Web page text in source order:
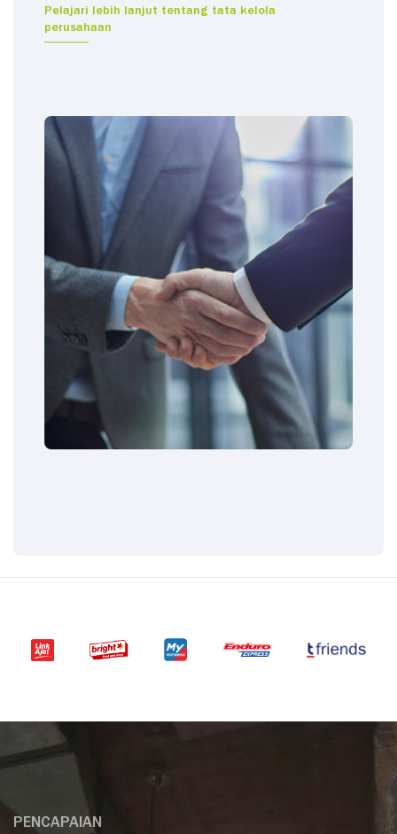
Pelajari lebih lanjut tentang tata kelola
perusahaan
Menu Tata Kelola Perusahaan
PENCAPAIAN